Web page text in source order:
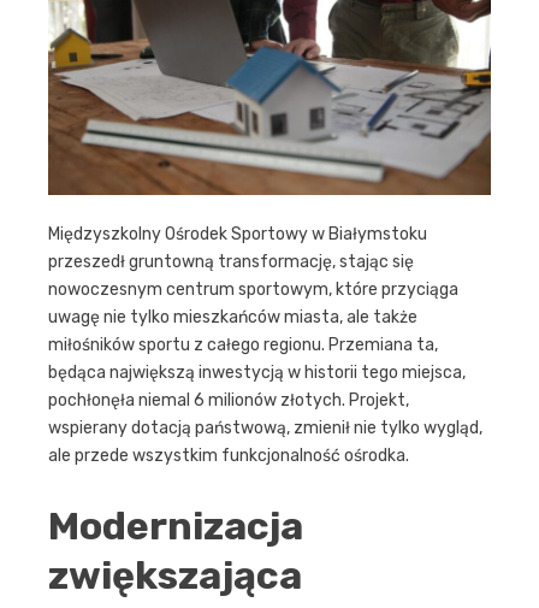
Międzyszkolny Ośrodek Sportowy w Białymstoku
przeszedł gruntowną transformację, stając się
nowoczesnym centrum sportowym, które przyciąga
uwagę nie tylko mieszkańców miasta, ale także
miłośników sportu z całego regionu. Przemiana ta,
będąca największą inwestycją w historii tego miejsca,
pochłonęła niemal 6 milionów złotych. Projekt,
wspierany dotacją państwową, zmienił nie tylko wygląd,
ale przede wszystkim funkcjonalność ośrodka.
Modernizacja
zwiększająca